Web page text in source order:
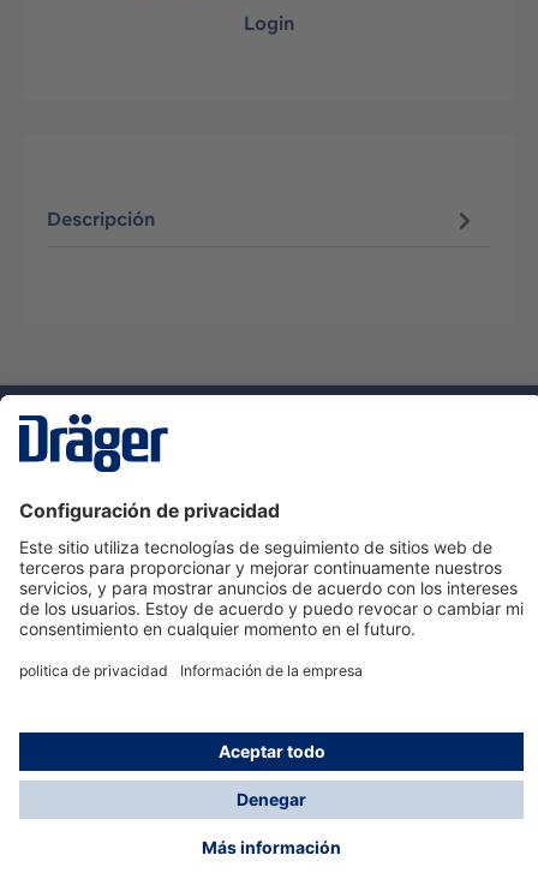
Login
Descripción
Servicio de atención al cliente de Dräger
Ayuda
Información
© Dräger Hispania S.A.U., 2024
*Todos los precios no incluyen IVA y posibles gastos
de envío, salvo que indique lo contrario